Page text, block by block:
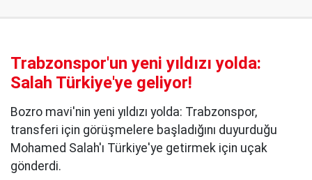
Trabzonspor'un yeni yıldızı yolda:
Salah Türkiye'ye geliyor!
Bozro mavi'nin yeni yıldızı yolda: Trabzonspor,
transferi için görüşmelere başladığını duyurduğu
Mohamed Salah'ı Türkiye'ye getirmek için uçak
gönderdi.